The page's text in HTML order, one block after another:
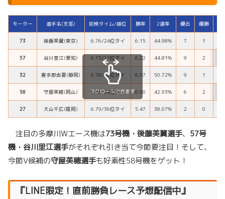
モーター 選手名(支部) 前検タイム/順位 勝率 2連率 優出 優勝
73 後藤美翼(東京) 6.76/24位タイ 6.15 44.98% 7 1
57 谷川里江(愛知) 6.73/17位タイ 6.22 44.81% 9 2
32 喜多那由夏(静岡) 6.78/32位タイ 6.57 50.72% 9 1
58 守屋美穂(岡山) 6.76/24位タイ 6.00 42.93% 6 2
27 大山千広(福岡) 6.79/36位タイ 5.47 38.07% 2 0
スクロールできます
注目の多摩川Wエース機は73号機・後藤美翼選手、 57号
機・谷川里江選手がそれぞれ引き当て今節要注目！そして、
今節V候補の守屋美穂選手も好素性58号機をゲット！
『LINE限定！直前勝負レース予想配信中』